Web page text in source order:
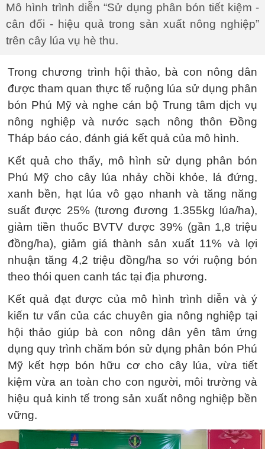
Mô hình trình diễn “Sử dụng phân bón tiết kiệm -
cân đối - hiệu quả trong sản xuất nông nghiệp”
trên cây lúa vụ hè thu.
Trong chương trình hội thảo, bà con nông dân
được tham quan thực tế ruộng lúa sử dụng phân
bón Phú Mỹ và nghe cán bộ Trung tâm dịch vụ
nông nghiệp và nước sạch nông thôn Đồng
Tháp báo cáo, đánh giá kết quả của mô hình.
Kết quả cho thấy, mô hình sử dụng phân bón
Phú Mỹ cho cây lúa nhảy chồi khỏe, lá đứng,
xanh bền, hạt lúa vô gạo nhanh và tăng năng
suất được 25% (tương đương 1.355kg lúa/ha),
giảm tiền thuốc BVTV được 39% (gần 1,8 triệu
đồng/ha), giảm giá thành sản xuất 11% và lợi
nhuận tăng 4,2 triệu đồng/ha so với ruộng bón
theo thói quen canh tác tại địa phương.
Kết quả đạt được của mô hình trình diễn và ý
kiến tư vấn của các chuyên gia nông nghiệp tại
hội thảo giúp bà con nông dân yên tâm ứng
dụng quy trình chăm bón sử dụng phân bón Phú
Mỹ kết hợp bón hữu cơ cho cây lúa, vừa tiết
kiệm vừa an toàn cho con người, môi trường và
hiệu quả kinh tế trong sản xuất nông nghiệp bền
vững.